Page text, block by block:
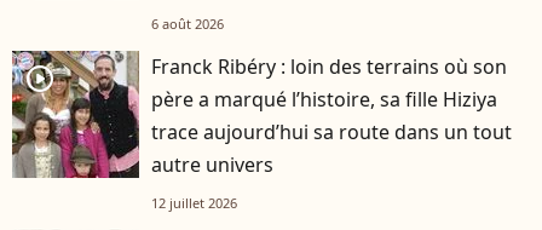
6 août 2026
player2
Franck Ribéry : loin des terrains où son
père a marqué l’histoire, sa fille Hiziya
trace aujourd’hui sa route dans un tout
autre univers
12 juillet 2026